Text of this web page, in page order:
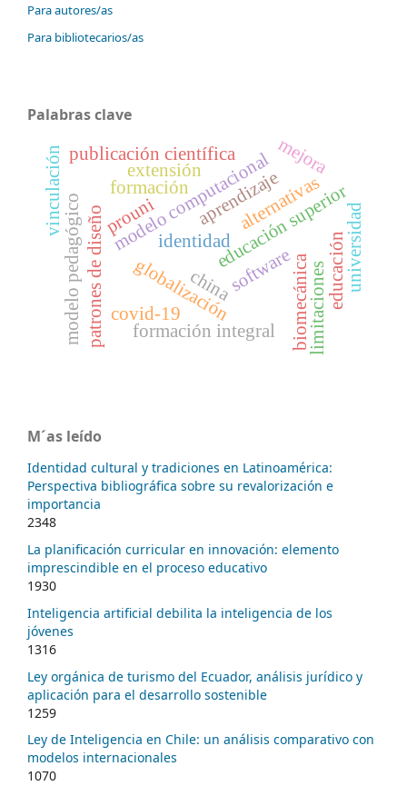
Para autores/as
Para bibliotecarios/as
Palabras clave
china
educación superior
globalización
identidad
modelo computacional
patrones de diseño software
publicación científica
universidad
formación
modelo pedagógico biomecánica
aprendizaje
extensión
formación integral
vinculación alternativas
limitaciones
mejora
educación
covid-19
prouni
M´as leído
Identidad cultural y tradiciones en Latinoamérica:
Perspectiva bibliográfica sobre su revalorización e
importancia
2348
La planificación curricular en innovación: elemento
imprescindible en el proceso educativo
1930
Inteligencia artificial debilita la inteligencia de los
jóvenes
1316
Ley orgánica de turismo del Ecuador, análisis jurídico y
aplicación para el desarrollo sostenible
1259
Ley de Inteligencia en Chile: un análisis comparativo con
modelos internacionales
1070